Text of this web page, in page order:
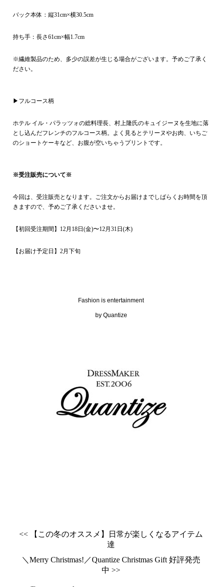
バック本体：縦31cm×横30.5cm
持ち手：長さ61cm×幅1.7cm
※繊維製品のため、多少の誤差が生じる場合がございます。予めご了承く
ださい。
▶︎フルコース柄
ホテル イル・パラッツォの総料理長、村上隆氏のキュイジーヌを生地に落
とし込んだフレンチのフルコース柄。よく見るとテリーヌやお肉、いちご
のショートケーキなど、お腹が空いちゃうプリントです。
※受注販売について※
今回は、受注販売となります。ご注文からお届けまでしばらくお時間を頂
きますので、予めご了承くださいませ。
【初回受注期間】12月18日(金)〜12月31日(木)
【お届け予定日】2月下旬
Fashion is entertainment
by Quantize
<< 【この冬のオススメ】日常が楽しくなるアイテム
達
＼Merry Christmas!／Quantize Christmas Gift 好評発売
中 >>